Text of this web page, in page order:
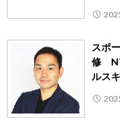
スポ
修
ルス